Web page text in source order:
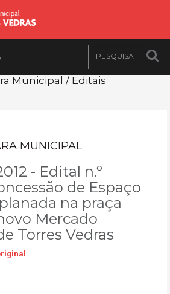
Municipal / Editais
MUNICIPAL
- Edital n.º
de Espaço
na praça
Mercado
Torres Vedras